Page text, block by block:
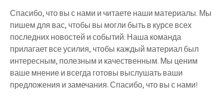
Спасибо, что вы с нами и читаете наши материалы. Мы
пишем для вас, чтобы вы могли быть в курсе всех
последних новостей и событий. Наша команда
прилагает все усилия, чтобы каждый материал был
интересным, полезным и качественным. Мы ценим
ваше мнение и всегда готовы выслушать ваши
предложения и замечания. Спасибо, что вы с нами!